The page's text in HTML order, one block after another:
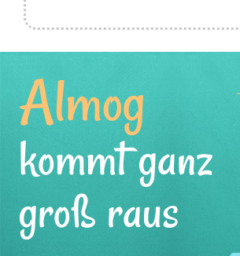
Almog
kommt ganz
groß raus